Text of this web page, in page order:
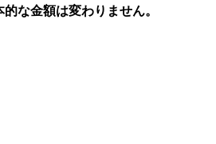
な金額は変わりません。